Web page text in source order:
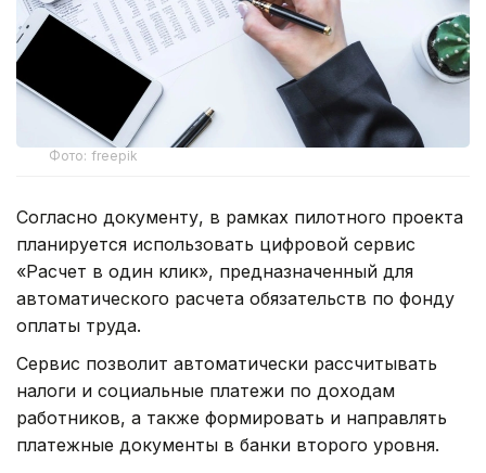
Фото: freepik
Согласно документу, в рамках пилотного проекта
планируется использовать цифровой сервис
«Расчет в один клик», предназначенный для
автоматического расчета обязательств по фонду
оплаты труда.
Сервис позволит автоматически рассчитывать
налоги и социальные платежи по доходам
работников, а также формировать и направлять
платежные документы в банки второго уровня.